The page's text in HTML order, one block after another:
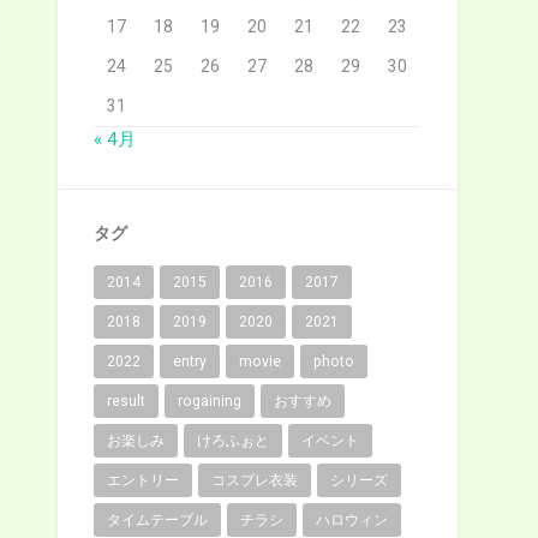
17 18 19 20 21 22 23
24 25 26 27 28 29 30
31
« 4月
タグ
2014 2015 2016 2017
2018 2019 2020 2021
2022 entry movie photo
result rogaining おすすめ
お楽しみ けろふぉと イベント
エントリー コスプレ衣装 シリーズ
タイムテーブル チラシ ハロウィン